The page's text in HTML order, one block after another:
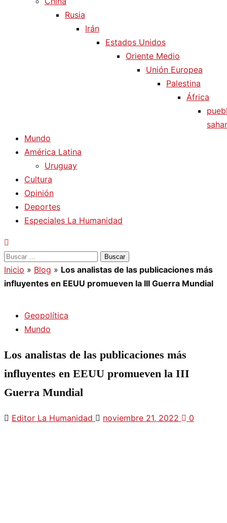
Rusia
Irán
Estados Unidos
Oriente Medio
Unión Europea
Palestina
África
Mundo
América Latina
Uruguay
Cultura
Opinión
Deportes
Especiales La Humanidad
Buscar:
Inicio » Blog » Los analistas de las publicaciones más
influyentes en EEUU promueven la III Guerra Mundial
Geopolítica
Mundo
Los analistas de las publicaciones más
influyentes en EEUU promueven la III
Guerra Mundial
Editor La Humanidad noviembre 21, 2022 0